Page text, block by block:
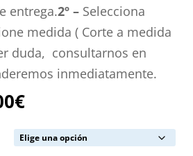
entrega.2º –Selecciona
medida ( Corte a medida
duda, consultarnos en
inmediatamente.
€